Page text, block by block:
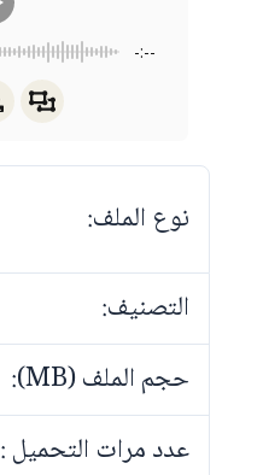
-:--
نوع الملف:
التصنيف:
حجم الملف (MB):
عدد مرات التحميل :